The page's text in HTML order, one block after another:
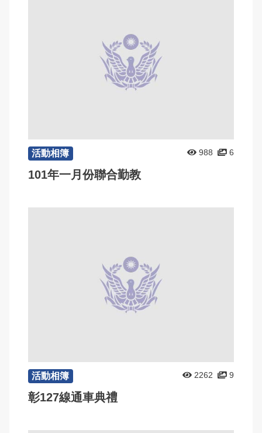
活動相簿 988 6
101年一月份聯合勤教
活動相簿 2262 9
彰127線通車典禮